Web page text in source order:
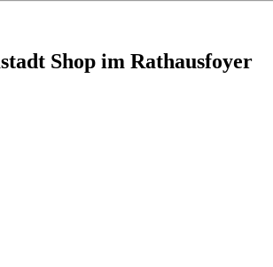
Shop im Rathausfoyer